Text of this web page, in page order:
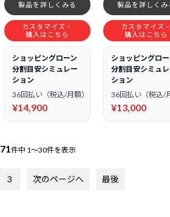
製品を詳しくみる
カスタマイズ・
購入はこちら
ショッピングローン
分割目安シミュレー
ション
36回払い（税込/月額）
¥14,900
製品を詳しくみ
カスタマイズ
購入はこちら
ショッピングロ
分割目安シミュ
ション
36回払い（税込/
¥13,000
71件中 1～30件を表示
3 次のページへ 最後